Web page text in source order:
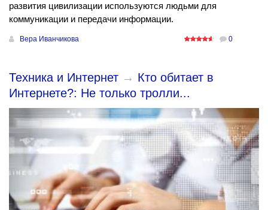
развития цивилизации используются людьми для
коммуникации и передачи информации.
Вера Иванчикова 0
Техника и Интернет → Кто обитает в
Интернете?: Не только тролли...